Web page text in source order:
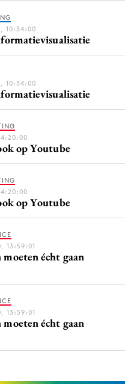
10:34:00
10:34:00
op Youtube
op Youtube
13:59:01
moeten écht gaan
13:59:01
moeten écht gaan